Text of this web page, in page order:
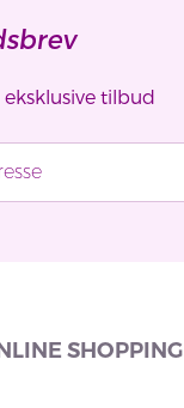
tilbud
SHOPPING